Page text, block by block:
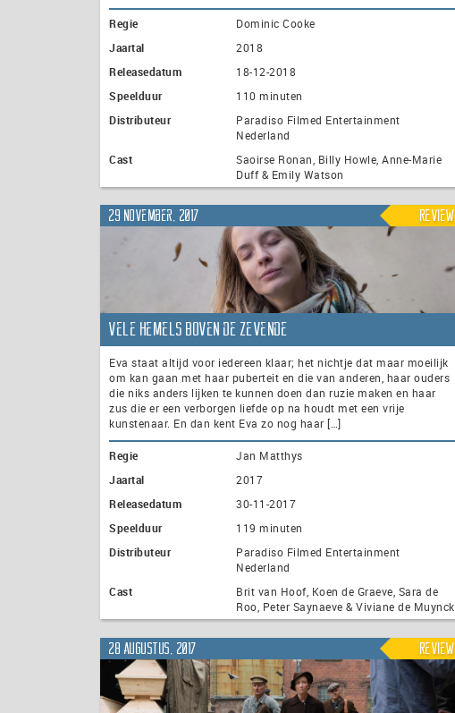
Regie
Dominic Cooke
Jaartal
2018
Releasedatum
18-12-2018
Speelduur
110 minuten
Distributeur
Paradiso Filmed Entertainment
Nederland
Cast
Saoirse Ronan, Billy Howle, Anne-Marie
Duff & Emily Watson
29 november, 2017 Review
Vele Hemels Boven de Zevende
Eva staat altijd voor iedereen klaar; het nichtje dat maar moeilijk
om kan gaan met haar puberteit en die van anderen, haar ouders
die niks anders lijken te kunnen doen dan ruzie maken en haar
zus die er een verborgen liefde op na houdt met een vrije
kunstenaar. En dan kent Eva zo nog haar […]
Regie
Jan Matthys
Jaartal
2017
Releasedatum
30-11-2017
Speelduur
119 minuten
Distributeur
Paradiso Filmed Entertainment
Nederland
Cast
Brit van Hoof, Koen de Graeve, Sara de
Roo, Peter Saynaeve & Viviane de Muynck
28 augustus, 2017 Review